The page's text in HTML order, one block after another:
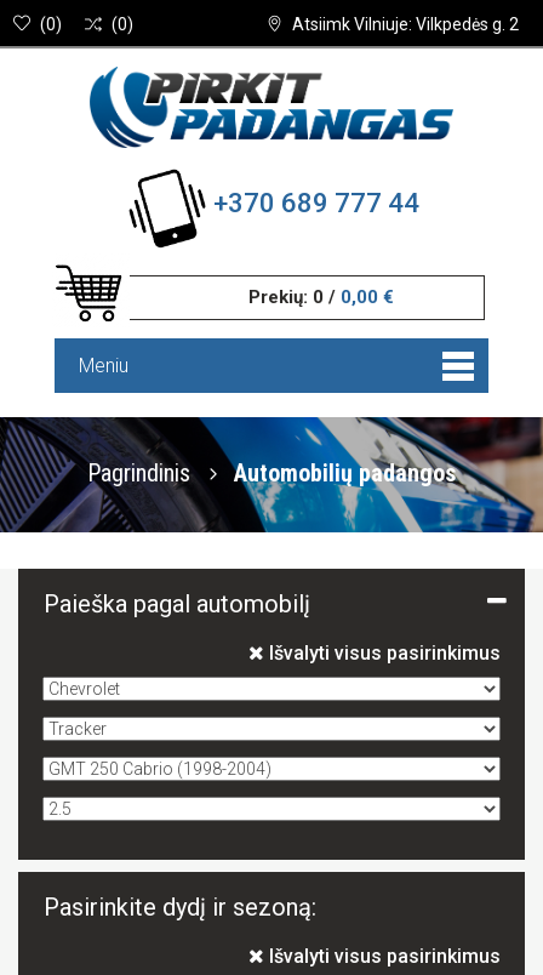
Atsiimk Vilniuje: Vilkpedės g. 2
(0) (0)
+370 689 777 44
Prekių: 0 / 0,00 €
Meniu
Pagrindinis Automobilių padangos
Paieška pagal automobilį
Išvalyti visus pasirinkimus
Pasirinkite dydį ir sezoną:
Išvalyti visus pasirinkimus